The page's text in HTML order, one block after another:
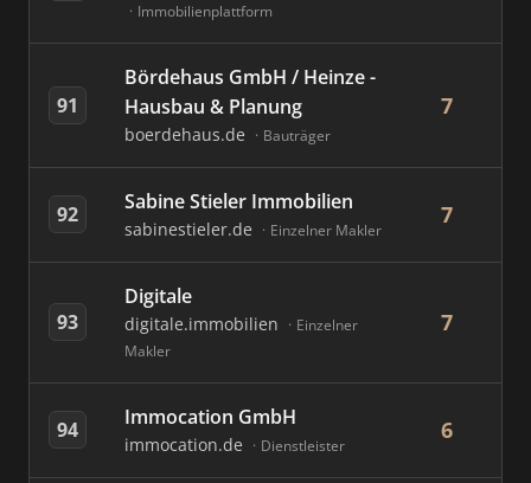
Immobilienplattform
91
Bördehaus GmbH / Heinze -
Hausbau & Planung
boerdehaus.de Bauträger
7
92 Sabine Stieler Immobilien
sabinestieler.de Einzelner Makler
7
93
Digitale
digitale.immobilien
Einzelner
Makler
7
94 Immocation GmbH
immocation.de Dienstleister
6